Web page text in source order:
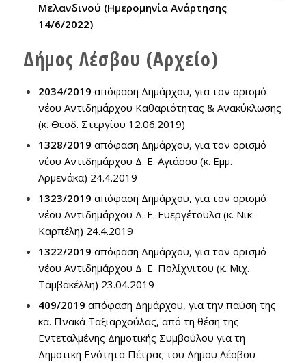
Μελανδινού (Ημερομηνία Ανάρτησης
14/6/2022)
Δήμος Λέσβου (Αρχείο)
2034/2019 απόφαση Δημάρχου, για τον ορισμό
νέου Αντιδημάρχου Καθαριότητας & Ανακύκλωσης
(κ. Θεοδ. Στεργίου 12.06.2019)
1328/2019 απόφαση Δημάρχου, για τον ορισμό
νέου Αντιδημάρχου Δ. Ε. Αγιάσου (κ. Εμμ.
Αρμενάκα) 24.4.2019
1323/2019 απόφαση Δημάρχου, για τον ορισμό
νέου Αντιδημάρχου Δ. Ε. Ευεργέτουλα (κ. Νικ.
Καρπέλη) 24.4.2019
1322/2019 απόφαση Δημάρχου, για τον ορισμό
νέου Αντιδημάρχου Δ. Ε. Πολίχνιτου (κ. Μιχ.
Ταμβακέλλη) 23.04.2019
409/2019 απόφαση Δημάρχου, για την παύση της
κα. Πνακά Ταξιαρχούλας, από τη θέση της
Εντεταλμένης Δημοτικής Συμβούλου για τη
Δημοτική Ενότητα Πέτρας του Δήμου Λέσβου